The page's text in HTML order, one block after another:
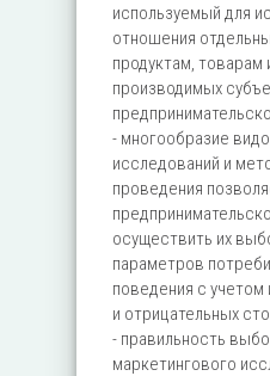
используемый для
отношения
продуктам, товарам
производимых
- многообразие
исследований и
проведения
осуществить их
параметров
поведения с учетом
и отрицательных
- правильность
маркетингового